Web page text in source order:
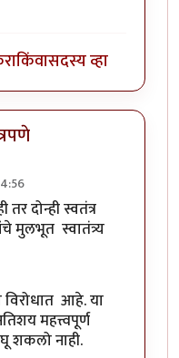
किंवासदस्य व्हा
दोन्ही स्वतंत्र
मुलभूत स्वातंत्र्य
आहे. या
महत्त्वपूर्ण
शकलो नाही.